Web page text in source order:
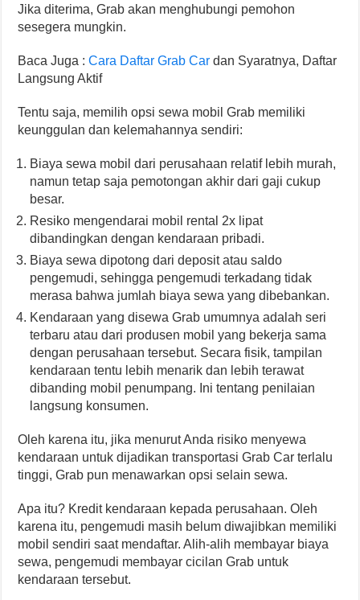
Jika diterima, Grab akan menghubungi pemohon
sesegera mungkin.
Baca Juga :Cara Daftar Grab Car dan Syaratnya, Daftar
Langsung Aktif
Tentu saja, memilih opsi sewa mobil Grab memiliki
keunggulan dan kelemahannya sendiri:
Biaya sewa mobil dari perusahaan relatif lebih murah,
namun tetap saja pemotongan akhir dari gaji cukup
besar.
Resiko mengendarai mobil rental 2x lipat
dibandingkan dengan kendaraan pribadi.
Biaya sewa dipotong dari deposit atau saldo
pengemudi, sehingga pengemudi terkadang tidak
merasa bahwa jumlah biaya sewa yang dibebankan.
Kendaraan yang disewa Grab umumnya adalah seri
terbaru atau dari produsen mobil yang bekerja sama
dengan perusahaan tersebut. Secara fisik, tampilan
kendaraan tentu lebih menarik dan lebih terawat
dibanding mobil penumpang. Ini tentang penilaian
langsung konsumen.
Oleh karena itu, jika menurut Anda risiko menyewa
kendaraan untuk dijadikan transportasi Grab Car terlalu
tinggi, Grab pun menawarkan opsi selain sewa.
Apa itu? Kredit kendaraan kepada perusahaan. Oleh
karena itu, pengemudi masih belum diwajibkan memiliki
mobil sendiri saat mendaftar. Alih-alih membayar biaya
sewa, pengemudi membayar cicilan Grab untuk
kendaraan tersebut.